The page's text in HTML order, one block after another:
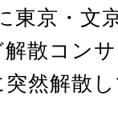
東京・文
散コン
突然解散